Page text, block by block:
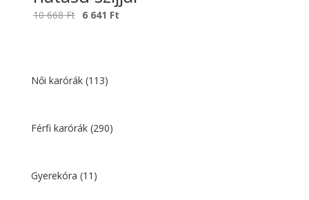
10 668Ft Original
668 Ft.
6 641 Ft
Női karórák (113)
Férfi karórák (290)
Gyerekóra (11)